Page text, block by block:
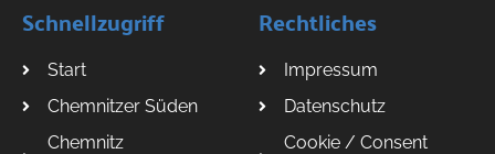
Schnellzugriff
Start
Chemnitzer Süden
Chemnitz
Rechtliches
Impressum
Datenschutz
Cookie / Consent